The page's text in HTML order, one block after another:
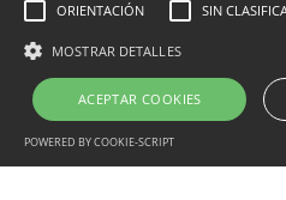
Correu electrònic:info@tarrega.tv
Telèfons: 648 45 71 14 | 669 32 28 46
ORIENTACIÓN SIN
MOSTRAR DETALLES
ACEPTAR COOKIES
POWERED BY COOKIE-SCRIPT